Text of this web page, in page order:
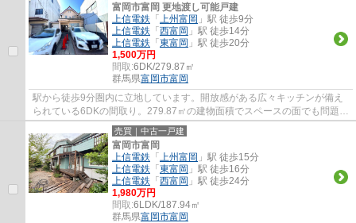
富岡市富岡 更地渡し可能戸建
上信電鉄 「 上州富岡 」駅 徒歩9分
上信電鉄 「 西富岡 」駅 徒歩14分
上信電鉄 「 東富岡 」駅 徒歩20分
1,500万円
間取:6DK/279.87㎡
群馬県富岡市富岡
駅から徒歩9分圏内に立地しています。開放感がある広々キッチンが備え
られている6DKの間取り。279.87㎡の建物面積でスペースの面でも問題な
く快適に過ごせますよ。続き和室となってい...
売買｜中古一戸建
富岡市富岡
上信電鉄 「 上州富岡 」駅 徒歩15分
上信電鉄 「 東富岡 」駅 徒歩16分
上信電鉄 「 西富岡 」駅 徒歩24分
1,980万円
間取:6LDK/187.94㎡
群馬県富岡市富岡